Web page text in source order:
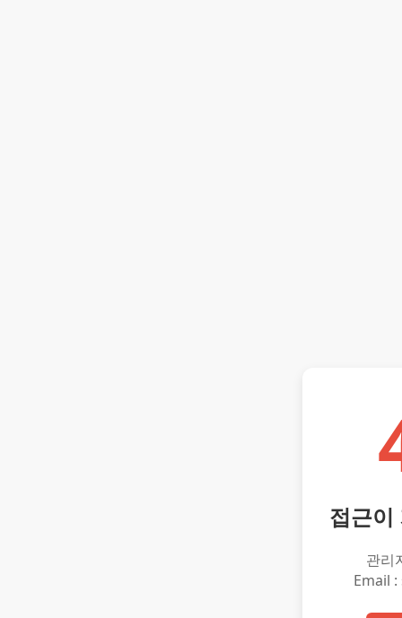
접근이
관리
Email